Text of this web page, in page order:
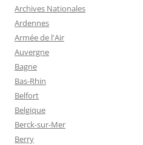
Archives Nationales
Ardennes
Armée de l'Air
Auvergne
Bagne
Bas-Rhin
Belfort
Belgique
Berck-sur-Mer
Berry